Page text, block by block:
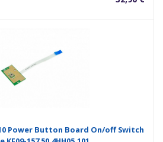
Power Button Board On/off Switch